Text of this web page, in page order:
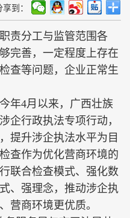
到：
分工与监管范围各
完善，一定程度上存在
查等问题，企业正常生
4月以来，广西壮族
企行政执法专项行动，
提升涉企执法水平为目
查作为优化营商环境的
联合检查模式、强化数
、强理念，推动涉企执
营商环境更优质。